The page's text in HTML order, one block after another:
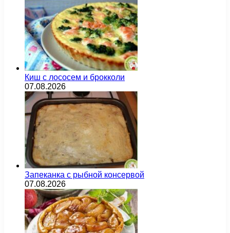
Киш с лососем и брокколи
07.08.2026
Запеканка с рыбной консервой
07.08.2026